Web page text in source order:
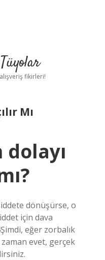
fikirleri!
Mı
dönüşürse, o
için dava
eğer zorbalık
evet, gerçek